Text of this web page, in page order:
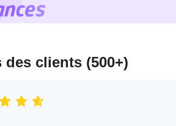
des clients (500+)